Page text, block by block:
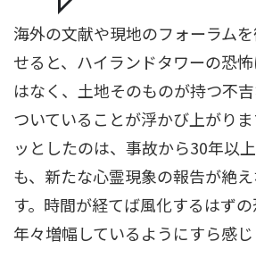
海外の文献や現地のフォーラム
せると、ハイランドタワーの恐
はなく、土地そのものが持つ不
ついていることが浮かび上がり
ッとしたのは、事故から30年以
も、新たな心霊現象の報告が絶
す。時間が経てば風化するはず
年々増幅しているようにすら感じ